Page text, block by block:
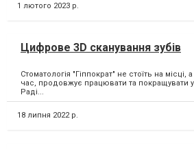
1 лютого 2023 р.
Цифрове 3D сканування зубів
Стоматологія "Гіппократ" не стоїть на місці,
час, продовжує працювати та покращувати
Раді...
18 липня 2022 р.